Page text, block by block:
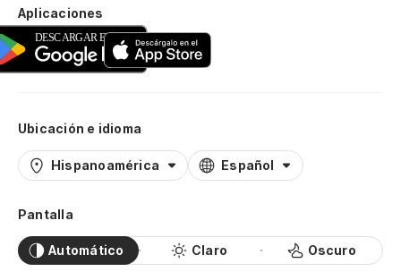
Aplicaciones
Ubicación e idioma
Hispanoamérica Español
Pantalla
Automático Claro Oscuro